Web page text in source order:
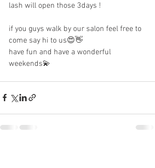
lash will open those 3days !
if you guys walk by our salon feel free to
come say hi to us😍👋
have fun and have a wonderful
weekends💫